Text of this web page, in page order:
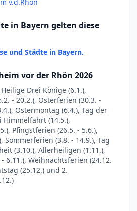
v.d.Rhön
in Bayern gelten diese
und Städte in Bayern.
vor der Rhön 2026
Drei Könige (6.1.),
- 20.2.), Osterferien (30.3. -
Ostermontag (6.4.), Tag der
Himmelfahrt (14.5.),
Pfingstferien (26.5. - 5.6.),
Sommerferien (3.8. - 14.9.), Tag
(3.10.), Allerheiligen (1.11.),
6.11.), Weihnachtsferien (24.12.
(25.12.) und 2.